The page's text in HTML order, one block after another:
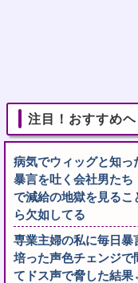
注目！おすすめ
病気でウィッグと知
暴言を吐く会社男た
で減給の地獄を見る
ら欠如してる
専業主婦の私に毎日
培った声色チェンジ
てドス声で脅した結